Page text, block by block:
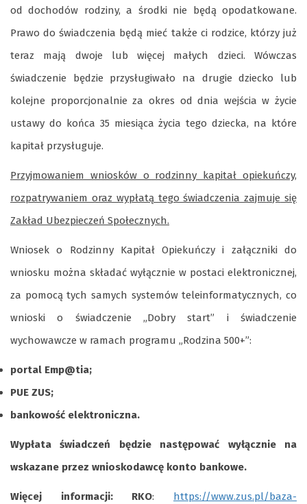
od dochodów rodziny, a środki nie będą opodatkowane.
Prawo do świadczenia będą mieć także ci rodzice, którzy już
teraz mają dwoje lub więcej małych dzieci. Wówczas
świadczenie będzie przysługiwało na drugie dziecko lub
kolejne proporcjonalnie za okres od dnia wejścia w życie
ustawy do końca 35 miesiąca życia tego dziecka, na które
kapitał przysługuje.
Przyjmowaniem wniosków o rodzinny kapitał opiekuńczy,
rozpatrywaniem oraz wypłatą tego świadczenia zajmuje się
Zakład Ubezpieczeń Społecznych.
Wniosek o Rodzinny Kapitał Opiekuńczy i załączniki do
wniosku można składać wyłącznie w postaci elektronicznej,
za pomocą tych samych systemów teleinformatycznych, co
wnioski o świadczenie „Dobry start” i świadczenie
wychowawcze w ramach programu „Rodzina 500+”:
portal Emp@tia;
PUE ZUS;
bankowość elektroniczna.
Wypłata świadczeń będzie następować wyłącznie na
wskazane przez wnioskodawcę konto bankowe.
Więcej informacji: RKO: https://www.zus.pl/baza-